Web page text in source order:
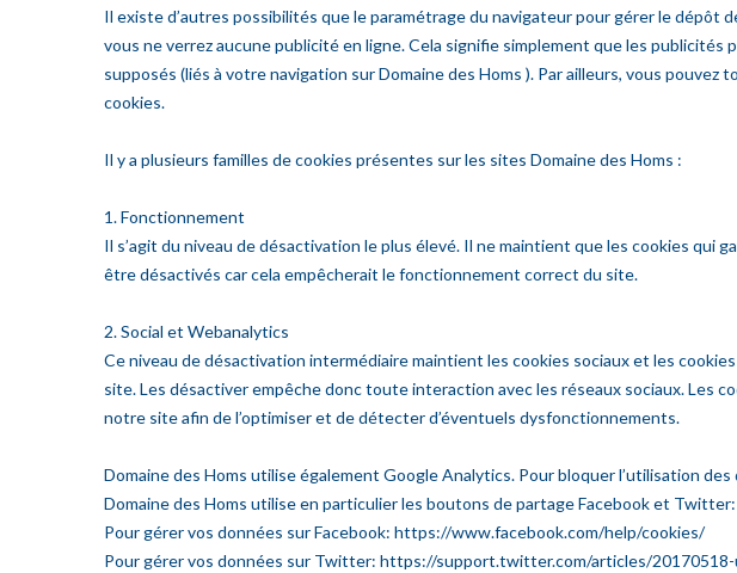
Il existe d’autres possibilités que le paramétrage du navigateur pour gérer le dépôt
vous ne verrez aucune publicité en ligne. Cela signifie simplement que les
supposés (liés à votre navigation sur Domaine des Homs ). Par ailleurs, vous
cookies.
Il y a plusieurs familles de cookies présentes sur les sites Domaine des Homs :
1. Fonctionnement
Il s’agit du niveau de désactivation le plus élevé. Il ne maintient que les cookies
être désactivés car cela empêcherait le fonctionnement correct du site.
2. Social et Webanalytics
Ce niveau de désactivation intermédiaire maintient les cookies sociaux et les
site. Les désactiver empêche donc toute interaction avec les réseaux sociaux.
notre site afin de l’optimiser et de détecter d’éventuels dysfonctionnements.
Domaine des Homs utilise également Google Analytics. Pour bloquer l’utilisation
Domaine des Homs utilise en particulier les boutons de partage Facebook et Twitter:
Pour gérer vos données sur Facebook: https://www.facebook.com/help/cookies/
Pour gérer vos données sur Twitter: https://support.twitter.com/articles/